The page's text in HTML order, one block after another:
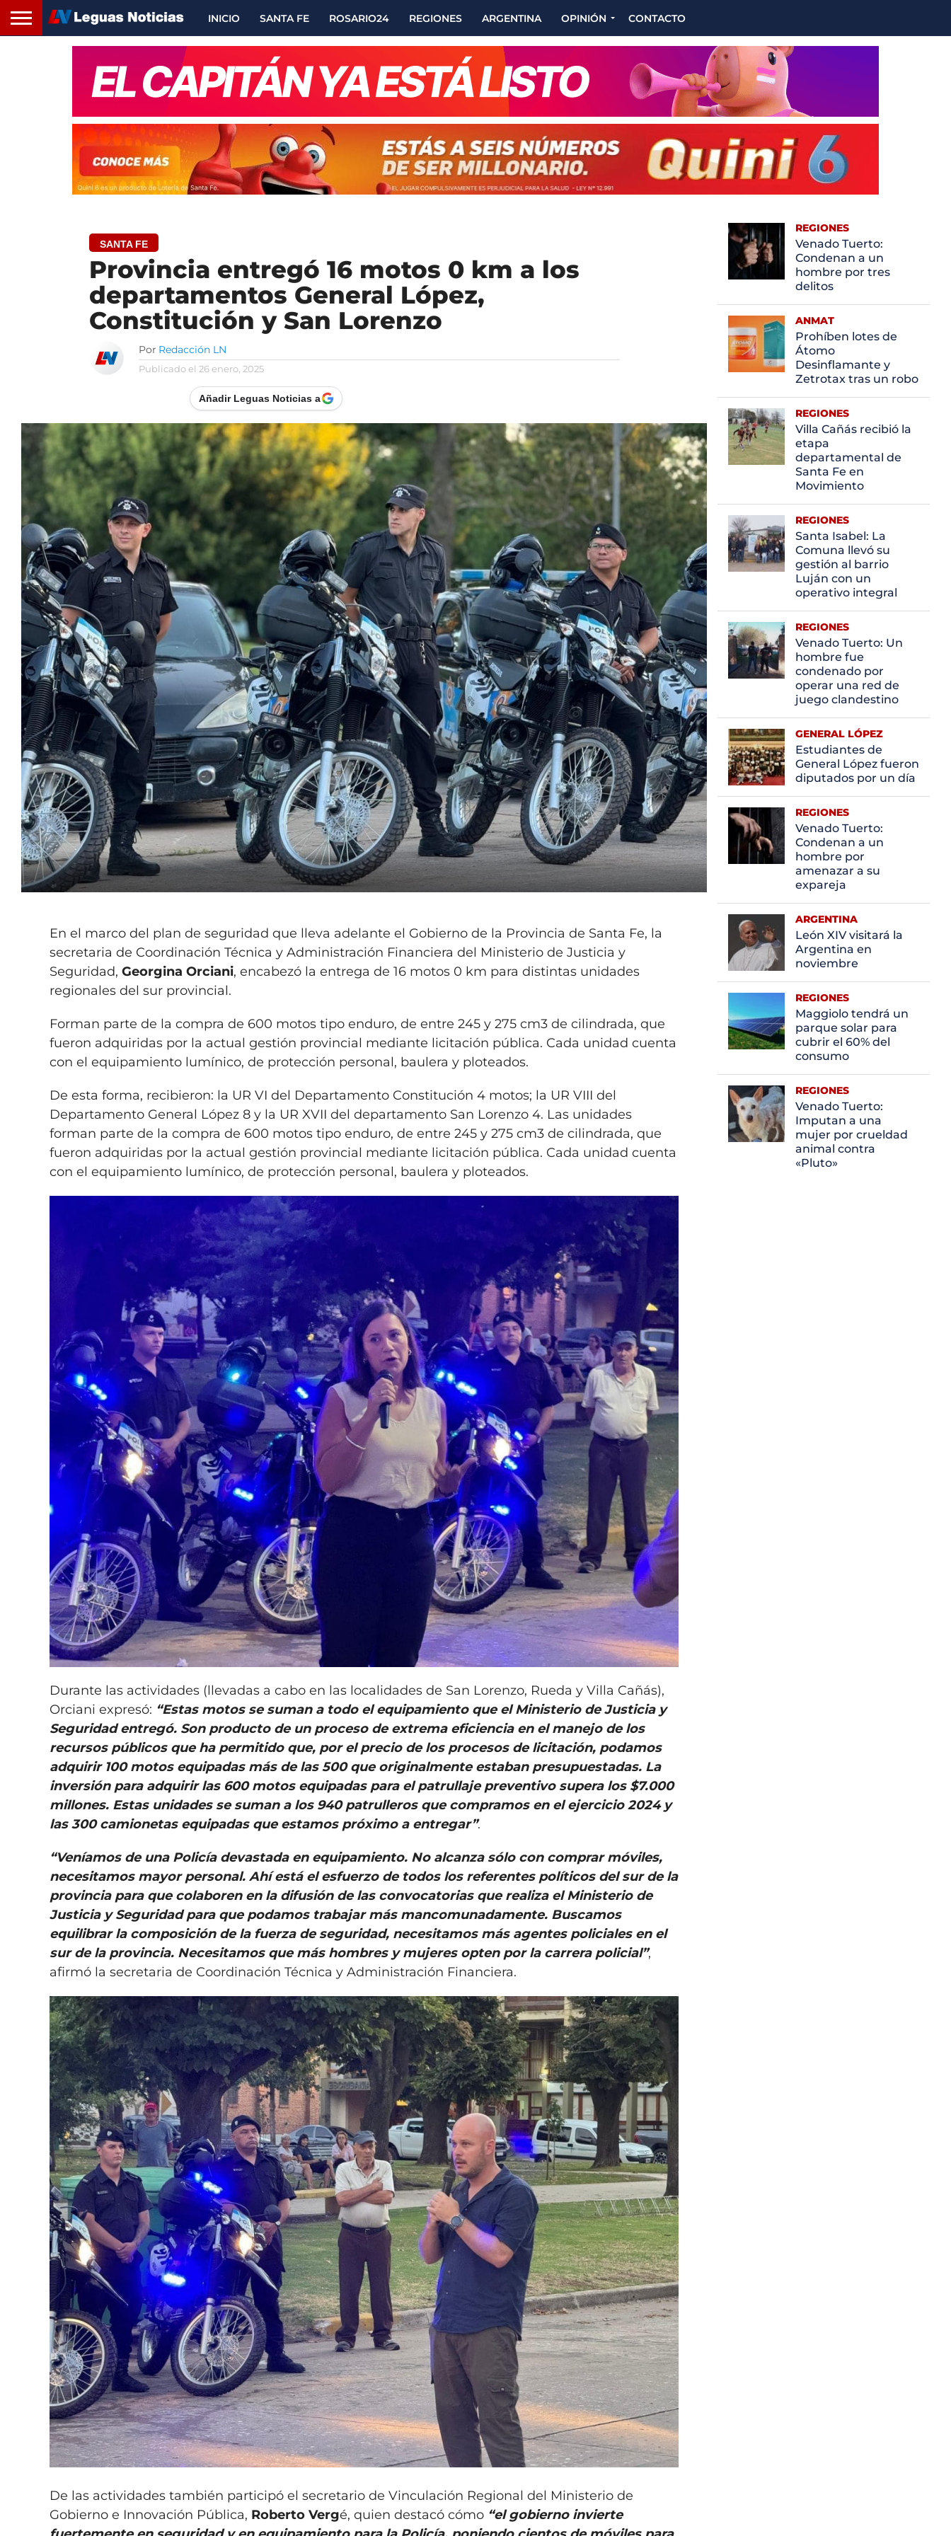
INICIO SANTA FE ROSARIO24 REGIONES ARGENTINA OPINIÓN CONTACTO
SANTA FE
Provincia entregó 16 motos 0 km a los
departamentos General López,
Constitución y San Lorenzo
Por Redacción LN
Publicado el 26 enero, 2025
Añadir Leguas Noticias a
En el marco del plan de seguridad que lleva adelante el Gobierno de la Provincia de Santa Fe, la
secretaria de Coordinación Técnica y Administración Financiera del Ministerio de Justicia y
Seguridad,Georgina Orciani, encabezó la entrega de 16 motos 0 km para distintas unidades
regionales del sur provincial.
Forman parte de la compra de 600 motos tipo enduro, de entre 245 y 275 cm3 de cilindrada, que
fueron adquiridas por la actual gestión provincial mediante licitación pública. Cada unidad cuenta
con el equipamiento lumínico, de protección personal, baulera y ploteados.
De esta forma, recibieron: la UR VI del Departamento Constitución 4 motos; la UR VIII del
Departamento General López 8 y la UR XVII del departamento San Lorenzo 4. Las unidades
forman parte de la compra de 600 motos tipo enduro, de entre 245 y 275 cm3 de cilindrada, que
fueron adquiridas por la actual gestión provincial mediante licitación pública. Cada unidad cuenta
con el equipamiento lumínico, de protección personal, baulera y ploteados.
Durante las actividades (llevadas a cabo en las localidades de San Lorenzo, Rueda y Villa Cañás),
Orciani expresó: “Estas motos se suman a todo el equipamiento que el Ministerio de Justicia y
Seguridad entregó. Son producto de un proceso de extrema eficiencia en el manejo de los
recursos públicos que ha permitido que, por el precio de los procesos de licitación, podamos
adquirir 100 motos equipadas más de las 500 que originalmente estaban presupuestadas. La
inversión para adquirir las 600 motos equipadas para el patrullaje preventivo supera los $7.000
millones. Estas unidades se suman a los 940 patrulleros que compramos en el ejercicio 2024 y
las 300 camionetas equipadas que estamos próximo a entregar”.
“Veníamos de una Policía devastada en equipamiento. No alcanza sólo con comprar móviles,
necesitamos mayor personal. Ahí está el esfuerzo de todos los referentes políticos del sur de la
provincia para que colaboren en la difusión de las convocatorias que realiza el Ministerio de
Justicia y Seguridad para que podamos trabajar más mancomunadamente. Buscamos
equilibrar la composición de la fuerza de seguridad, necesitamos más agentes policiales en el
sur de la provincia. Necesitamos que más hombres y mujeres opten por la carrera policial”,
afirmó la secretaria de Coordinación Técnica y Administración Financiera.
De las actividades también participó el secretario de Vinculación Regional del Ministerio de
Gobierno e Innovación Pública, Roberto Vergé, quien destacó cómo “el gobierno invierte
REGIONES
Venado Tuerto:
Condenan a un
hombre por tres
delitos
ANMAT
Prohíben lotes de
Átomo
Desinflamante y
Zetrotax tras un robo
REGIONES
Villa Cañás recibió la
etapa
departamental de
Santa Fe en
Movimiento
REGIONES
Santa Isabel: La
Comuna llevó su
gestión al barrio
Luján con un
operativo integral
REGIONES
Venado Tuerto: Un
hombre fue
condenado por
operar una red de
juego clandestino
GENERAL LÓPEZ
Estudiantes de
General López fueron
diputados por un día
REGIONES
Venado Tuerto:
Condenan a un
hombre por
amenazar a su
expareja
ARGENTINA
León XIV visitará la
Argentina en
noviembre
REGIONES
Maggiolo tendrá un
parque solar para
cubrir el 60% del
consumo
REGIONES
Venado Tuerto:
Imputan a una
mujer por crueldad
animal contra
«Pluto»